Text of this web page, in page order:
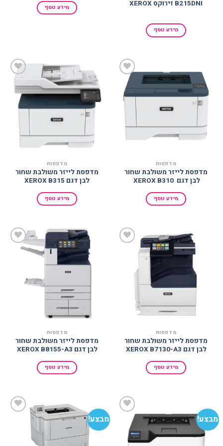
B215DNI זירוקס XEROX
מידע נוסף
מידע נוסף
הוסף
מדפסות
מדפסת לייזר משולבת שחור
לבן דגם ‎ ‎XEROX B310 ‎
מידע נוסף
מדפסות
מדפסת לייזר משולבת שחור
לבן דגם ‎‎XEROX B315
מידע נוסף
מדפסות
מדפסת לייזר משולבת שחור
לבן דגם ‎‎XEROX B7130-A3
מידע נוסף
מדפסות
מדפסת לייזר משולבת שחור
לבן דגם ‎‎XEROX B8155-A3
מידע נוסף
מבצע!
למועדפים
מבצע!